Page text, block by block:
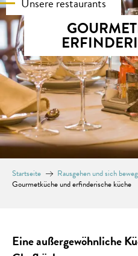
Startseite Rausgehen und sich
Gourmetküche und erfinderische küche
Eine außergewöhnliche